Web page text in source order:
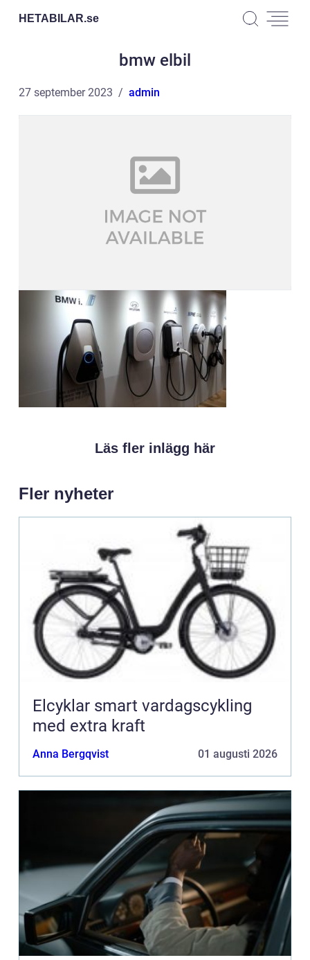
HETABILAR.se
bmw elbil
27 september 2023 admin
Läs fler inlägg här
Fler nyheter
Elcyklar smart vardagscykling
med extra kraft
Anna Bergqvist 01 augusti 2026